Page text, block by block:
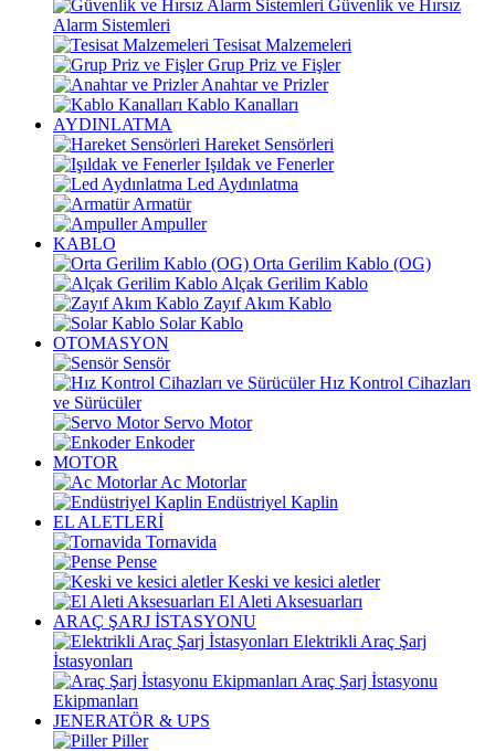
Güvenlik ve Hırsız
Alarm Sistemleri
Tesisat Malzemeleri
Grup Priz ve Fişler
Anahtar ve Prizler
Kablo Kanalları
AYDINLATMA
Hareket Sensörleri
Işıldak ve Fenerler
Led Aydınlatma
Armatür
Ampuller
KABLO
Orta Gerilim Kablo (OG)
Alçak Gerilim Kablo
Zayıf Akım Kablo
Solar Kablo
OTOMASYON
Sensör
Hız Kontrol Cihazları
ve Sürücüler
Servo Motor
Enkoder
MOTOR
Ac Motorlar
Endüstriyel Kaplin
EL ALETLERİ
Tornavida
Pense
Keski ve kesici aletler
El Aleti Aksesuarları
ARAÇ ŞARJ İSTASYONU
Elektrikli Araç Şarj
İstasyonları
Araç Şarj İstasyonu
Ekipmanları
JENERATÖR & UPS
Piller